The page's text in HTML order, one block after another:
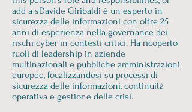
add a sDavide Giribaldi è un esperto in
sicurezza delle informazioni con oltre 25
anni di esperienza nella governance dei
rischi cyber in contesti critici. Ha ricoperto
ruoli di leadership in aziende
multinazionali e pubbliche amministrazioni
europee, focalizzandosi su processi di
sicurezza delle informazioni, continuità
operativa e gestione delle crisi.